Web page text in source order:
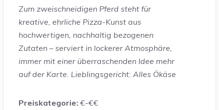
Zum zweischneidigen Pferd steht für
kreative, ehrliche Pizza-Kunst aus
hochwertigen, nachhaltig bezogenen
Zutaten – serviert in lockerer Atmosphäre,
immer mit einer überraschenden Idee mehr
auf der Karte. Lieblingsgericht: Alles Ökäse
Preiskategorie: €-€€